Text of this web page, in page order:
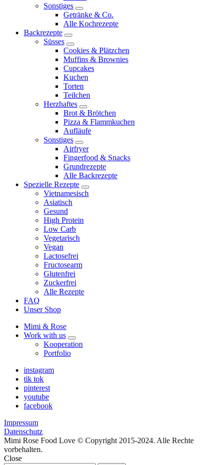
Sonstiges
expand
child
menu
Getränke & Co.
Alle Kochrezepte
Backrezepte
expand
child
menu
Süsses
expand
child
menu
Cookies & Plätzchen
Muffins & Brownies
Cupcakes
Kuchen
Torten
Teilchen
Herzhaftes
expand
child
menu
Brot & Brötchen
Pizza & Flammkuchen
Aufläufe
Sonstiges
expand
child
menu
Airfryer
Fingerfood & Snacks
Grundrezepte
Alle Backrezepte
Spezielle Rezepte
expand
child
Vietnamesisch
Asiatisch
Gesund
High Protein
Low Carb
Vegetarisch
Vegan
Lactosefrei
Fructosearm
Glutenfrei
Zuckerfrei
Alle Rezepte
FAQ
Unser Shop
Mimi & Rose
Work with us
expand
child
Kooperation
Portfolio
instagram
tik tok
pinterest
youtube
facebook
Impressum
Datenschutz
Mimi Rose Food Love © Copyright 2015-2024. Alle Rechte
vorbehalten.
Close